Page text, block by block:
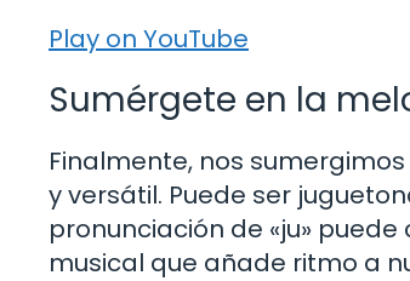
Play on YouTube
Sumérgete en la
Finalmente, nos
y versátil. Puede ser
pronunciación de «ju»
musical que añade ritmo a